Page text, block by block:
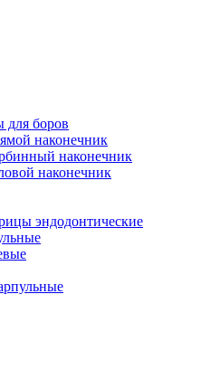
для боров
наконечник
наконечник
наконечник
эндодонтические